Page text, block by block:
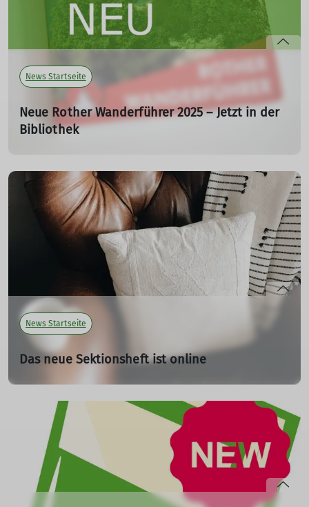
News Startseite
Neue Rother Wanderführer 2025 – Jetzt in der
Bibliothek
Alpenüberquerung GR 5, Ortler, Lago Maggiore & mehr
07.08.2025
Mit Touren in den Vogesen, rund um den Ortler, an
italienischen Seen und entlang des GR 5 – ideal zur
Planung der nächsten, unvergesslichen Wanderung.
News Startseite
Das neue Sektionsheft ist online
Heft 02/2025
Die Sonne scheint durchs geöffnete Fenster, der Duft von
Sonnencreme liegt noch in der Luft und in deinen
Beinen spürst du die letzten Höhenmeter deiner letzten
Bergtour. Genau der richtige Moment, um in aller Ruhe
unser aktuelles Sektionsheft durchzublättern.
In dieser Ausgabe blicken wir zurück auf unsere